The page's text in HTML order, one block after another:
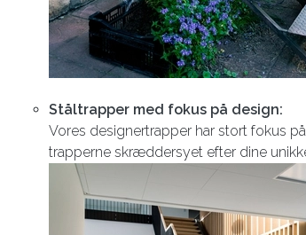
Ståltrapper med fokus på design:
Vores designertrapper har stort fokus
trapperne skræddersyet efter dine